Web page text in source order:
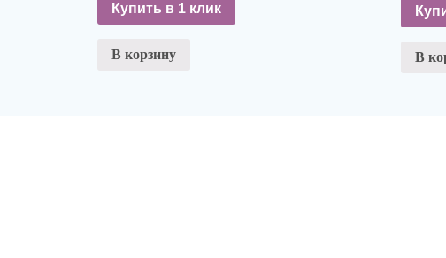
Купить в 1 клик
В корзину В